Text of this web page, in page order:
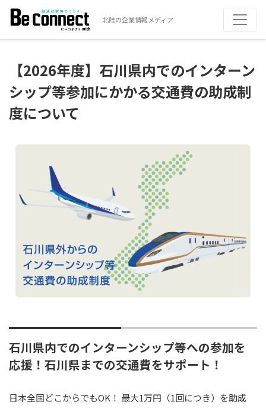
北陸の企業情報メディア
【2026年度】石川県内でのインターン
シップ等参加にかかる交通費の助成制
度について
石川県内でのインターンシップ等への参加を
応援！石川県までの交通費をサポート！
日本全国どこからでもOK！ 最大1万円（1回につき）を助成